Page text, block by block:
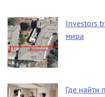
Investors
мира
Где найти